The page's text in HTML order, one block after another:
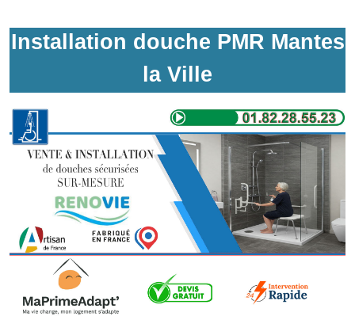
Installation douche PMR Mantes
la Ville